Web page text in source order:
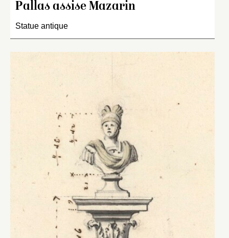
Pallas assise Mazarin
Statue antique